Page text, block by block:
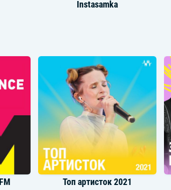
Instasamka
Real Girl
Топ артисток 2021